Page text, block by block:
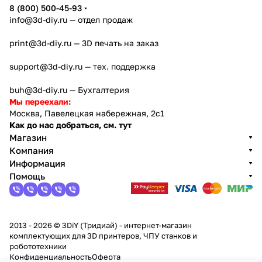
8 (800) 500-45-93
info@3d-diy.ru — отдел продаж
print@3d-diy.ru — 3D печать на заказ
support@3d-diy.ru — тех. поддержка
buh@3d-diy.ru — Бухгалтерия
Мы переехали:
Москва, Павелецкая набережная, 2с1
Как до нас добраться, см. тут
Магазин
Компания
Информация
Помощь
2013 - 2026 © 3DiY (Тридиай) - интернет-магазин
комплектующих для 3D принтеров, ЧПУ станков и
робототехники
КонфиденциальностьОферта